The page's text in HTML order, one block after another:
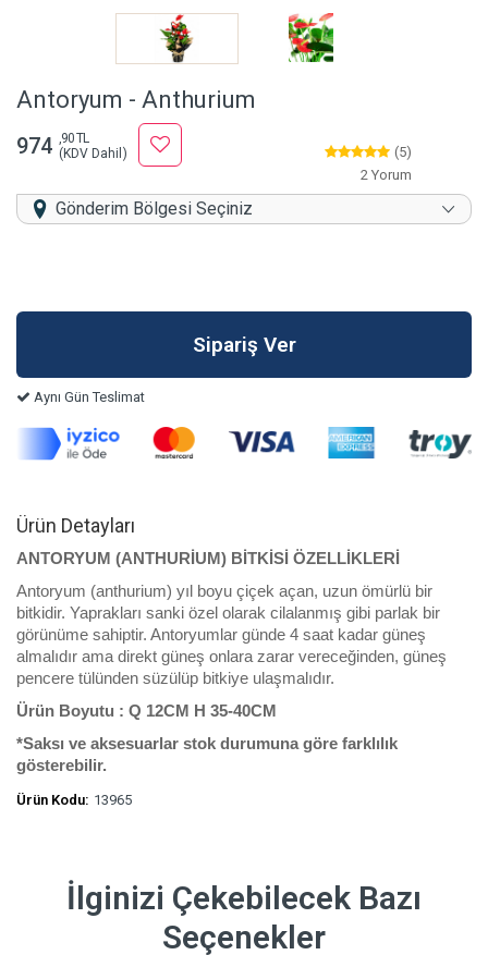
Antoryum - Anthurium
974 ,90 TL
(KDV Dahil)
(5)
2 Yorum
Gönderim Bölgesi Seçiniz
Aynı Gün Teslimat
Ürün Detayları
ANTORYUM (ANTHURİUM) BİTKİSİ ÖZELLİKLERİ
Antoryum (anthurium) yıl boyu çiçek açan, uzun ömürlü bir
bitkidir. Yaprakları sanki özel olarak cilalanmış gibi parlak bir
görünüme sahiptir. Antoryumlar günde 4 saat kadar güneş
almalıdır ama direkt güneş onlara zarar vereceğinden, güneş
pencere tülünden süzülüp bitkiye ulaşmalıdır.
Ürün Boyutu : Q 12CM H 35-40CM
*Saksı ve aksesuarlar stok durumuna göre farklılık
gösterebilir.
Ürün Kodu: 13965
İlginizi Çekebilecek Bazı
Seçenekler